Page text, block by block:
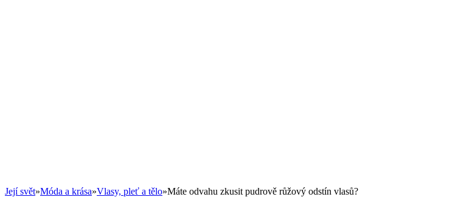
Její svět»Móda a krása»Vlasy, pleť a tělo»Máte odvahu zkusit pudrově růžový odstín vlasů?